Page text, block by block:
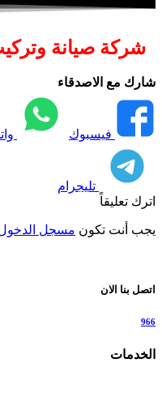
شركة صيانة
شارك مع الاصدقاء
فيسبوك
تليجرام
اترك تعليقاً
يجب أنت تكون مسجل
اتصل بنا الان
966
الخدمات